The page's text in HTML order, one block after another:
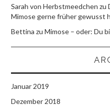
Sarah von Herbstmeedchen zu
Mimose gerne früher gewusst
Bettina zuMimose – oder: Du
Januar 2019
Dezember 2018